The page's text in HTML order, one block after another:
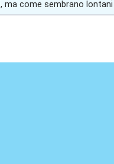
come sembrano lontani